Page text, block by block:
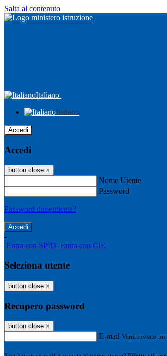
Salta al contenuto
Italiano
Italiano
Accedi
Accedi
button close ×
Nome Utente
Password
Password dimenticata?
-
Entra con SPID Entra con CIE
Seleziona utente
button close ×
Recupero password
button close ×
E-mail Verrà inviato